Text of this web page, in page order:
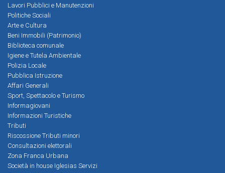
Lavori Pubblici e Manutenzioni
Politiche Sociali
Arte e Cultura
Beni Immobili (Patrimonio)
Biblioteca comunale
Igiene e Tutela Ambientale
Polizia Locale
Pubblica Istruzione
Affari Generali
Sport, Spettacolo e Turismo
Informagiovani
Informazioni Turistiche
Tributi
Riscossione Tributi minori
Consultazioni elettorali
Zona Franca Urbana
Società in house Iglesias Servizi